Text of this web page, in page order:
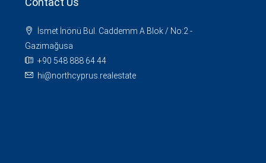
İsmet İnönü Bul. Caddemm A Blok / No:2 -
Gazimağusa
+90 548 888 64 44
hi@northcyprus.realestate